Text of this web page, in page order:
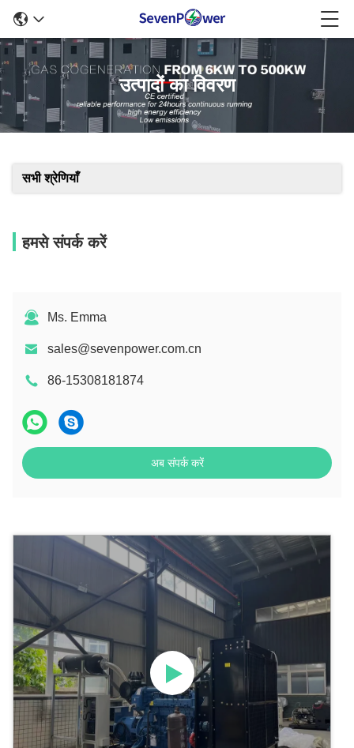
उत्पादों का विवरण
सभी श्रेणियाँ
हमसे संपर्क करें
Ms. Emma
sales@sevenpower.com.cn
86-15308181874
अब संपर्क करें